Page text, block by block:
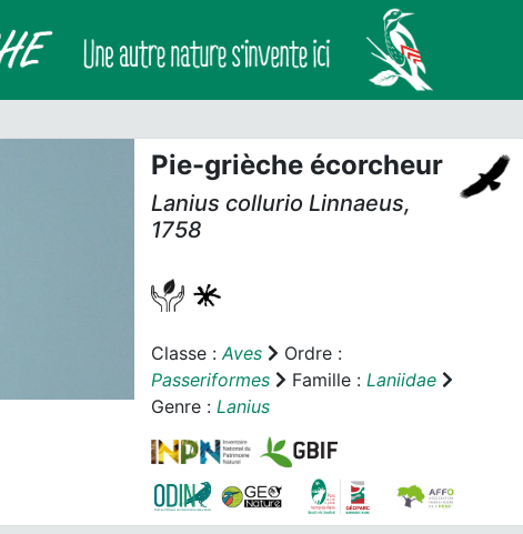
Pie-grièche écorcheur
Lanius collurio Linnaeus,
1758
Classe :Aves
Ordre :
Passeriformes
Famille : Laniidae
Genre : Lanius